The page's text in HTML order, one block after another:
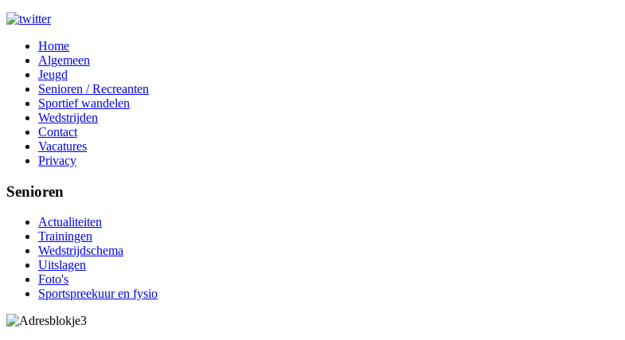
Home
Algemeen
Jeugd
Senioren / Recreanten
Sportief wandelen
Wedstrijden
Contact
Vacatures
Privacy
Senioren
Actualiteiten
Trainingen
Wedstrijdschema
Uitslagen
Foto's
Sportspreekuur en fysio